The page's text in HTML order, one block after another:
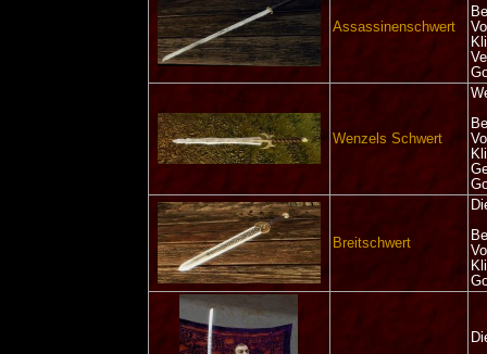
Assassinenschwert
Wenzels Schwert
Breitschwert